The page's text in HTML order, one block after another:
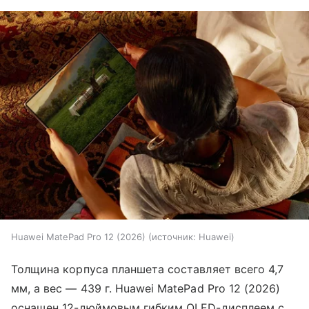
Huawei MatePad Pro 12 (2026) источник: Huawei
Толщина корпуса планшета составляет всего 4,7
мм, а вес — 439 г. Huawei MatePad Pro 12 (2026)